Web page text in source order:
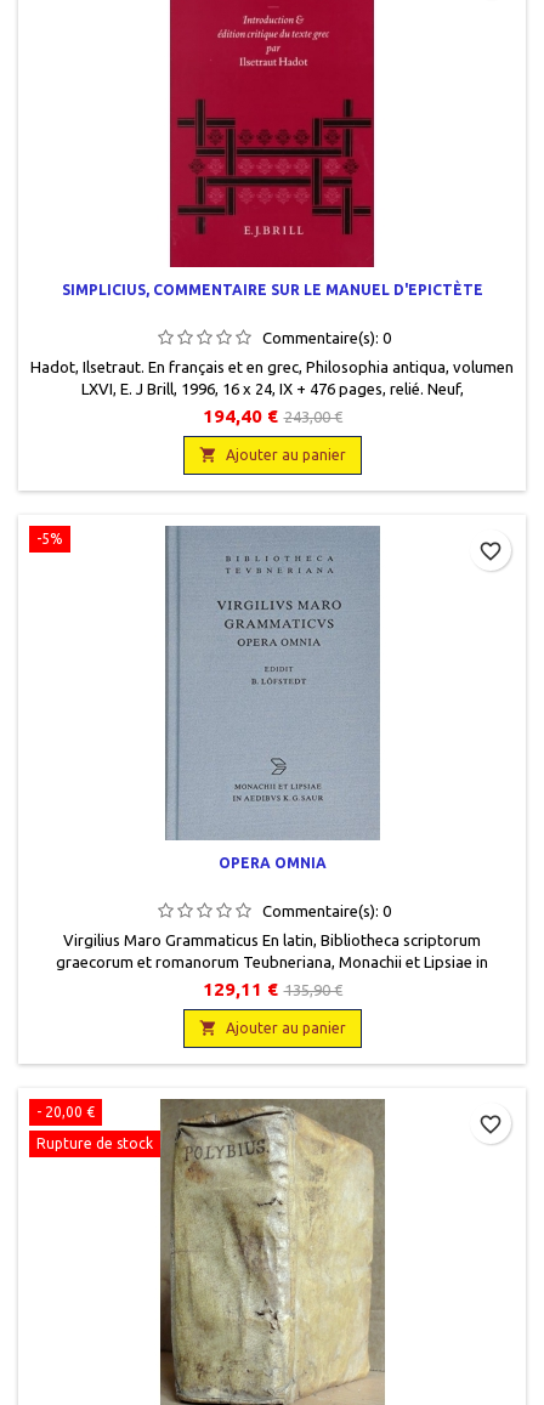
SIMPLICIUS, COMMENTAIRE SUR LE MANUEL D'EPICTÈTE
Commentaire(s): 0
Hadot, Ilsetraut. En français et en grec, Philosophia antiqua, volumen
LXVI, E. J Brill, 1996, 16 x 24, IX + 476 pages, relié. Neuf,
9789004097728. Toilé éditeur gris-bleu. Titre et filets gravés or sur
le dos et sur la première page de couverture. Jaquette éditeur.
194,40 € 243,00 €
 Ajouter au panier
-5%
OPERA OMNIA
Commentaire(s): 0
Virgilius Maro Grammaticus En latin, Bibliotheca scriptorum
graecorum et romanorum Teubneriana, Monachii et Lipsiae in
aedibus K. G. Saur, 2003, 13,5 x 20,5, XVIII + 266 pages, relié. Neuf,
9783598712333. Reliure éditeur toilée bleue.
129,11 € 135,90 €
 Ajouter au panier
favorite_border
- 20,00 €
Rupture de stock
favorite_border